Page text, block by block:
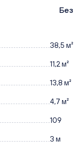
38,5 м²
11,2 м²
13,8 м²
4,7 м²
109
3 м